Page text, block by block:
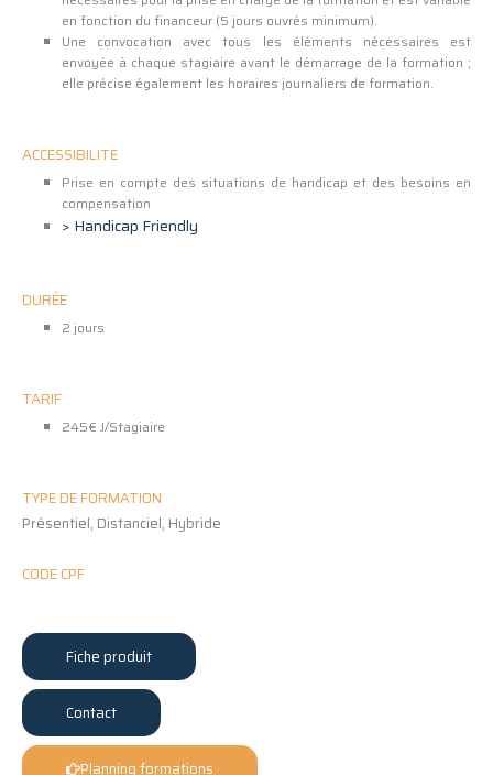
en fonction du financeur (5 jours ouvrés minimum).
Une convocation avec tous les éléments nécessaires est
envoyée à chaque stagiaire avant le démarrage de la formation ;
elle précise également les horaires journaliers de formation.
ACCESSIBILITE
Prise en compte des situations de handicap et des besoins en
compensation
> Handicap Friendly
DURÉE
2 jours
TARIF
245€ J/Stagiaire
TYPE DE FORMATION
Présentiel, Distanciel, Hybride
CODE CPF
Fiche produit
Contact
Planning formations